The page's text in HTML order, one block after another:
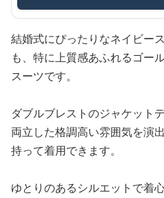
結婚式にぴったりなネイビー
も、特に上質感あふれるゴー
スーツです。
ダブルブレストのジャケット
両立した格調高い雰囲気を演
持って着用できます。
ゆとりのあるシルエットで着